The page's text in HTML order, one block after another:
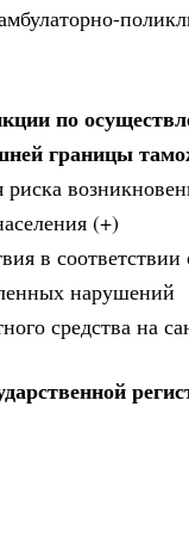
по
границы
(+)
в
нарушений
средства на